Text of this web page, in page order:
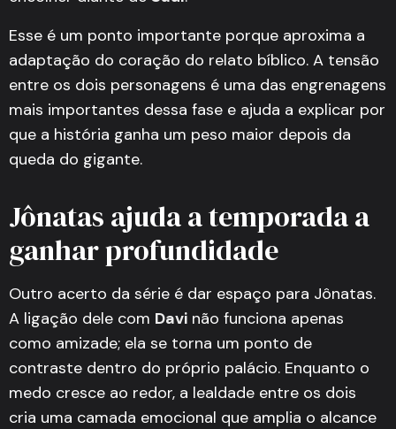
Esse é um ponto importante porque aproxima a
adaptação do coração do relato bíblico. A tensão
entre os dois personagens é uma das engrenagens
mais importantes dessa fase e ajuda a explicar por
que a história ganha um peso maior depois da
queda do gigante.
Jônatas ajuda a temporada a
ganhar profundidade
Outro acerto da série é dar espaço para Jônatas.
A ligação dele com Davi não funciona apenas
como amizade; ela se torna um ponto de
contraste dentro do próprio palácio. Enquanto o
medo cresce ao redor, a lealdade entre os dois
cria uma camada emocional que amplia o alcance